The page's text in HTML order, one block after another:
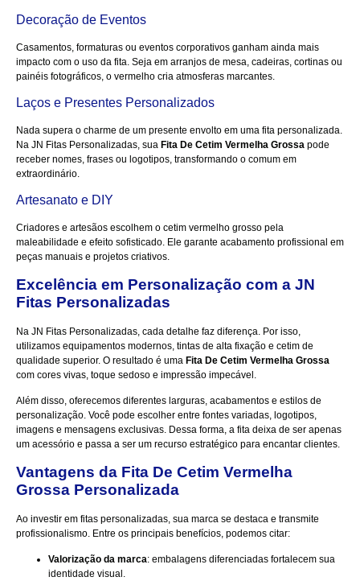
Decoração de Eventos
Casamentos, formaturas ou eventos corporativos ganham ainda mais
impacto com o uso da fita. Seja em arranjos de mesa, cadeiras, cortinas ou
painéis fotográficos, o vermelho cria atmosferas marcantes.
Laços e Presentes Personalizados
Nada supera o charme de um presente envolto em uma fita personalizada.
Na JN Fitas Personalizadas, sua Fita De Cetim Vermelha Grossa pode
receber nomes, frases ou logotipos, transformando o comum em
extraordinário.
Artesanato e DIY
Criadores e artesãos escolhem o cetim vermelho grosso pela
maleabilidade e efeito sofisticado. Ele garante acabamento profissional em
peças manuais e projetos criativos.
Excelência em Personalização com a JN
Fitas Personalizadas
Na JN Fitas Personalizadas , cada detalhe faz diferença. Por isso,
utilizamos equipamentos modernos, tintas de alta fixação e cetim de
qualidade superior. O resultado é uma Fita De Cetim Vermelha Grossa
com cores vivas, toque sedoso e impressão impecável.
Além disso, oferecemos diferentes larguras, acabamentos e estilos de
personalização. Você pode escolher entre fontes variadas, logotipos,
imagens e mensagens exclusivas. Dessa forma, a fita deixa de ser apenas
um acessório e passa a ser um recurso estratégico para encantar clientes.
Vantagens da Fita De Cetim Vermelha
Grossa Personalizada
Ao investir em fitas personalizadas, sua marca se destaca e transmite
profissionalismo. Entre os principais benefícios, podemos citar:
Valorização da marca: embalagens diferenciadas fortalecem sua
identidade visual.